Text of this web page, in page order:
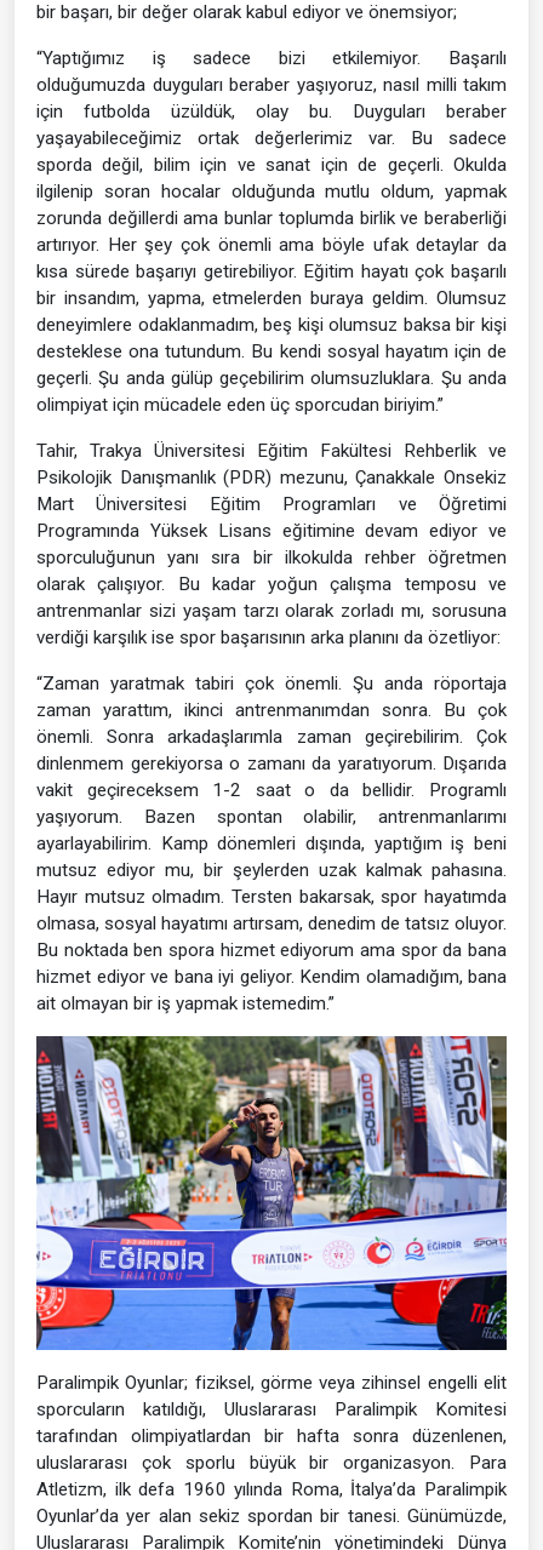
bir başarı, bir değer olarak kabul ediyor ve önemsiyor;
“Yaptığımız iş sadece bizi etkilemiyor. Başarılı
olduğumuzda duyguları beraber yaşıyoruz, nasıl milli takım
için futbolda üzüldük, olay bu. Duyguları beraber
yaşayabileceğimiz ortak değerlerimiz var. Bu sadece
sporda değil, bilim için ve sanat için de geçerli. Okulda
ilgilenip soran hocalar olduğunda mutlu oldum, yapmak
zorunda değillerdi ama bunlar toplumda birlik ve beraberliği
artırıyor. Her şey çok önemli ama böyle ufak detaylar da
kısa sürede başarıyı getirebiliyor. Eğitim hayatı çok başarılı
bir insandım, yapma, etmelerden buraya geldim. Olumsuz
deneyimlere odaklanmadım, beş kişi olumsuz baksa bir kişi
desteklese ona tutundum. Bu kendi sosyal hayatım için de
geçerli. Şu anda gülüp geçebilirim olumsuzluklara. Şu anda
olimpiyat için mücadele eden üç sporcudan biriyim.”
Tahir, Trakya Üniversitesi Eğitim Fakültesi Rehberlik ve
Psikolojik Danışmanlık (PDR) mezunu, Çanakkale Onsekiz
Mart Üniversitesi Eğitim Programları ve Öğretimi
Programında Yüksek Lisans eğitimine devam ediyor ve
sporculuğunun yanı sıra bir ilkokulda rehber öğretmen
olarak çalışıyor. Bu kadar yoğun çalışma temposu ve
antrenmanlar sizi yaşam tarzı olarak zorladı mı, sorusuna
verdiği karşılık ise spor başarısının arka planını da özetliyor:
“Zaman yaratmak tabiri çok önemli. Şu anda röportaja
zaman yarattım, ikinci antrenmanımdan sonra. Bu çok
önemli. Sonra arkadaşlarımla zaman geçirebilirim. Çok
dinlenmem gerekiyorsa o zamanı da yaratıyorum. Dışarıda
vakit geçireceksem 1-2 saat o da bellidir. Programlı
yaşıyorum. Bazen spontan olabilir, antrenmanlarımı
ayarlayabilirim. Kamp dönemleri dışında, yaptığım iş beni
mutsuz ediyor mu, bir şeylerden uzak kalmak pahasına.
Hayır mutsuz olmadım. Tersten bakarsak, spor hayatımda
olmasa, sosyal hayatımı artırsam, denedim de tatsız oluyor.
Bu noktada ben spora hizmet ediyorum ama spor da bana
hizmet ediyor ve bana iyi geliyor. Kendim olamadığım, bana
ait olmayan bir iş yapmak istemedim.”
Paralimpik Oyunlar; fiziksel, görme veya zihinsel engelli elit
sporcuların katıldığı, Uluslararası Paralimpik Komitesi
tarafından olimpiyatlardan bir hafta sonra düzenlenen,
uluslararası çok sporlu büyük bir organizasyon. Para
Atletizm, ilk defa 1960 yılında Roma, İtalya’da Paralimpik
Oyunlar’da yer alan sekiz spordan bir tanesi. Günümüzde,
Uluslararası Paralimpik Komite’nin yönetimindeki Dünya